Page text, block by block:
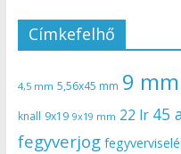
Címkefelhő
4,5 mm 5,56x45 mm 9
knall 9x19 9x19 mm 22 lr 45
fegyverjog